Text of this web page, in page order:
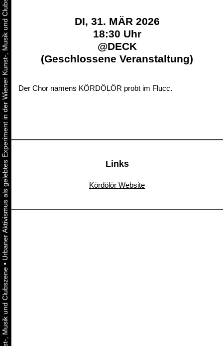
•
Urbaner Aktivismus als gelebtes Experiment in der Wiener Kunst-, Musik und Clubszene
DI, 31. MÄR 2026
18:30 Uhr
@DECK
(Geschlossene Veranstaltung)
Der Chor namens KÖRDÖLÖR probt im Flucc.
Links
Kördölör Website